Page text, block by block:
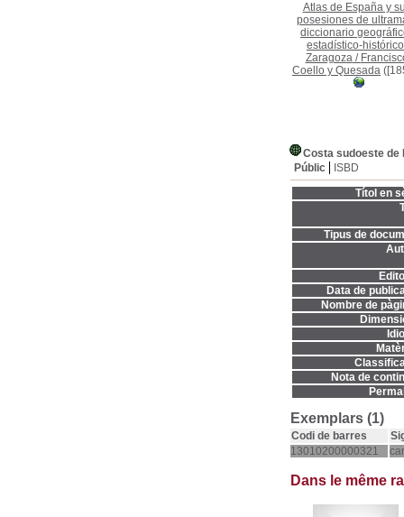
Atlas de España y
posesiones de
diccionario
estadístico-
Zaragoza/
Coello y Quesada
Costa sudoeste de
Públic
ISBD
Títol en
Tipus de
Data de
Nombre de
Nota de
Exemplars (1)
Codi de barres
13010200000321
Dans le même